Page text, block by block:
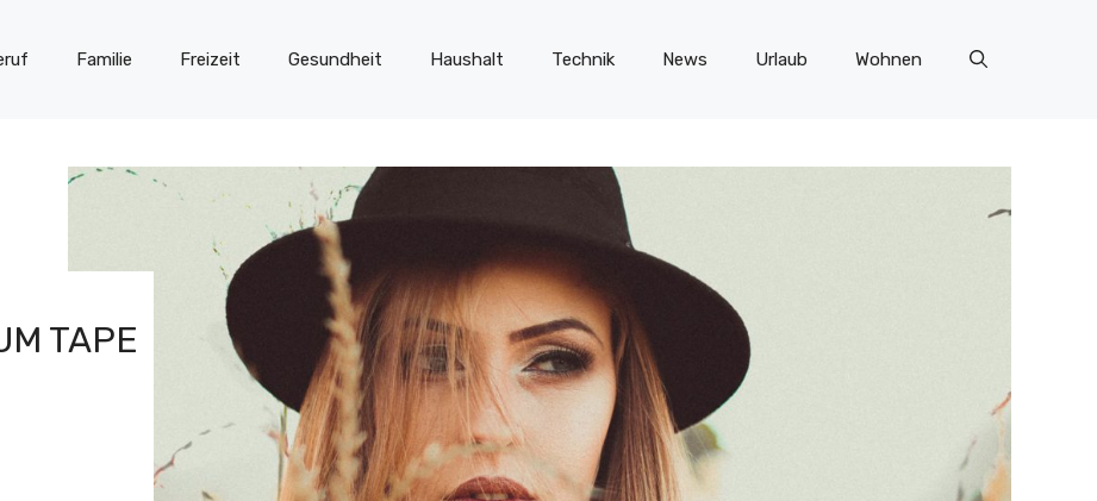
Familie Freizeit Gesundheit Haushalt Technik News Urlaub Wohnen
TAPE